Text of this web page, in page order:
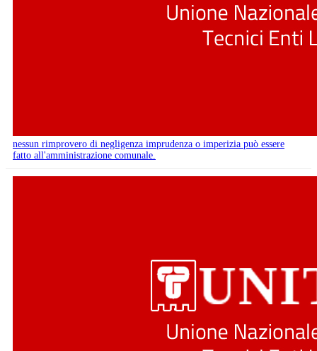
nessun rimprovero di negligenza imprudenza o imperizia può essere
fatto all'amministrazione comunale.